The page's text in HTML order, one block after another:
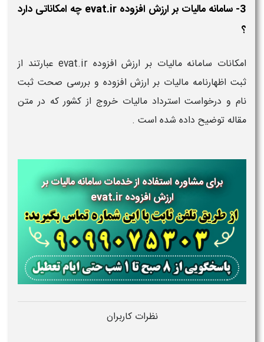
3- سامانه مالیات بر ارزش افزوده evat.ir چه امکاناتی دارد
؟
امکانات سامانه مالیات بر ارزش افزوده evat.ir عبارتند از
ثبت اظهارنامه مالیات بر ارزش افزوده و بررسی صحت ثبت
نام و درخواست استرداد مالیات خروج از کشور که در متن
مقاله توضیح داده شده است .
برای مشاوره استفاده از خدماتسامانه مالیات بر
ارزش افزوده evat.ir​
نظرات کاربران